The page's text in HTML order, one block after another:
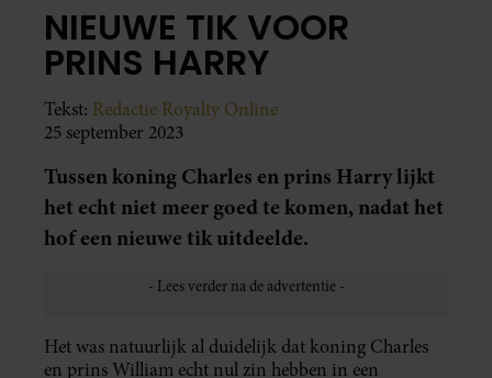
NIEUWE TIK VOOR
PRINS HARRY
Tekst: Redactie Royalty Online
25 september 2023
Tussen koning Charles en prins Harry lijkt
het echt niet meer goed te komen, nadat het
hof een nieuwe tik uitdeelde.
Het was natuurlijk al duidelijk dat koning Charles
en prins William echt nul zin hebben in een